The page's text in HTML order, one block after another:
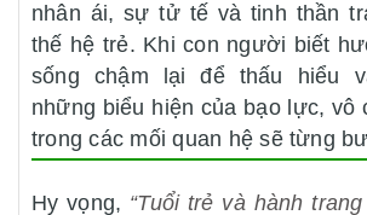
nhân ái, sự tử tế và tinh thần
thế hệ trẻ. Khi con người biết
sống chậm lại để thấu hiểu
những biểu hiện của bạo lực, vô
trong các mối quan hệ sẽ từng
Hy vọng, “Tuổi trẻ và hành